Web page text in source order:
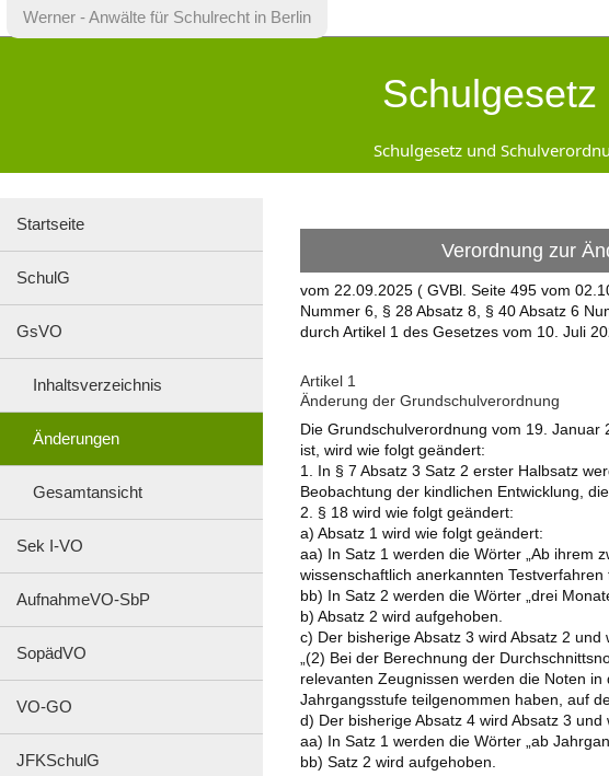
Gesamtansicht
SbP
SopädVO
VO-
SchuldatenV
AV
Zeugnisse
Werner - Anwälte für Schulrecht in Berlin
Schulgesetz
Schulgesetz und
Startseite
SchulG
GsVO
Inhaltsverzeichnis
Änderungen
Gesamtansicht
Sek I-VO
AufnahmeVO-SbP
SopädVO
VO-GO
JFKSchulG
Verordnung zur
vom 22.09.2025 ( GVBl. Seite 495 vom
Nummer 6, § 28 Absatz 8, § 40 Absatz 6
durch Artikel 1 des Gesetzes vom 10. Juli
Artikel 1
Änderung der Grundschulverordnung
Die Grundschulverordnung vom 19.
ist, wird wie folgt geändert:
1. In § 7 Absatz 3 Satz 2 erster Halbsatz
Beobachtung der kindlichen Entwicklung,
2. § 18 wird wie folgt geändert:
a) Absatz 1 wird wie folgt geändert:
aa) In Satz 1 werden die Wörter „Ab ihrem
wissenschaftlich anerkannten
bb) In Satz 2 werden die Wörter „drei
b) Absatz 2 wird aufgehoben.
c) Der bisherige Absatz 3 wird Absatz 2 und
„(2) Bei der Berechnung der
relevanten Zeugnissen werden die Noten
Jahrgangsstufe teilgenommen haben, auf
d) Der bisherige Absatz 4 wird Absatz 3 und
aa) In Satz 1 werden die Wörter „ab
bb) Satz 2 wird aufgehoben.